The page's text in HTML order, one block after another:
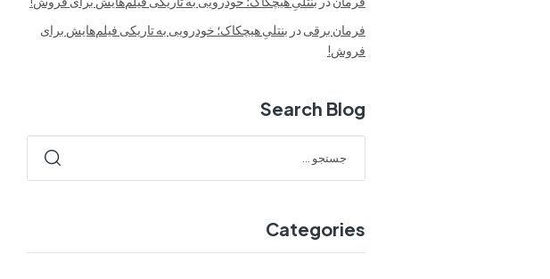
فرمان برقیدر بنتلیِ هیچکاک؛ خودرویی به تاریکی فیلم‌هایش برای
فروش!
Search Blog
Categories